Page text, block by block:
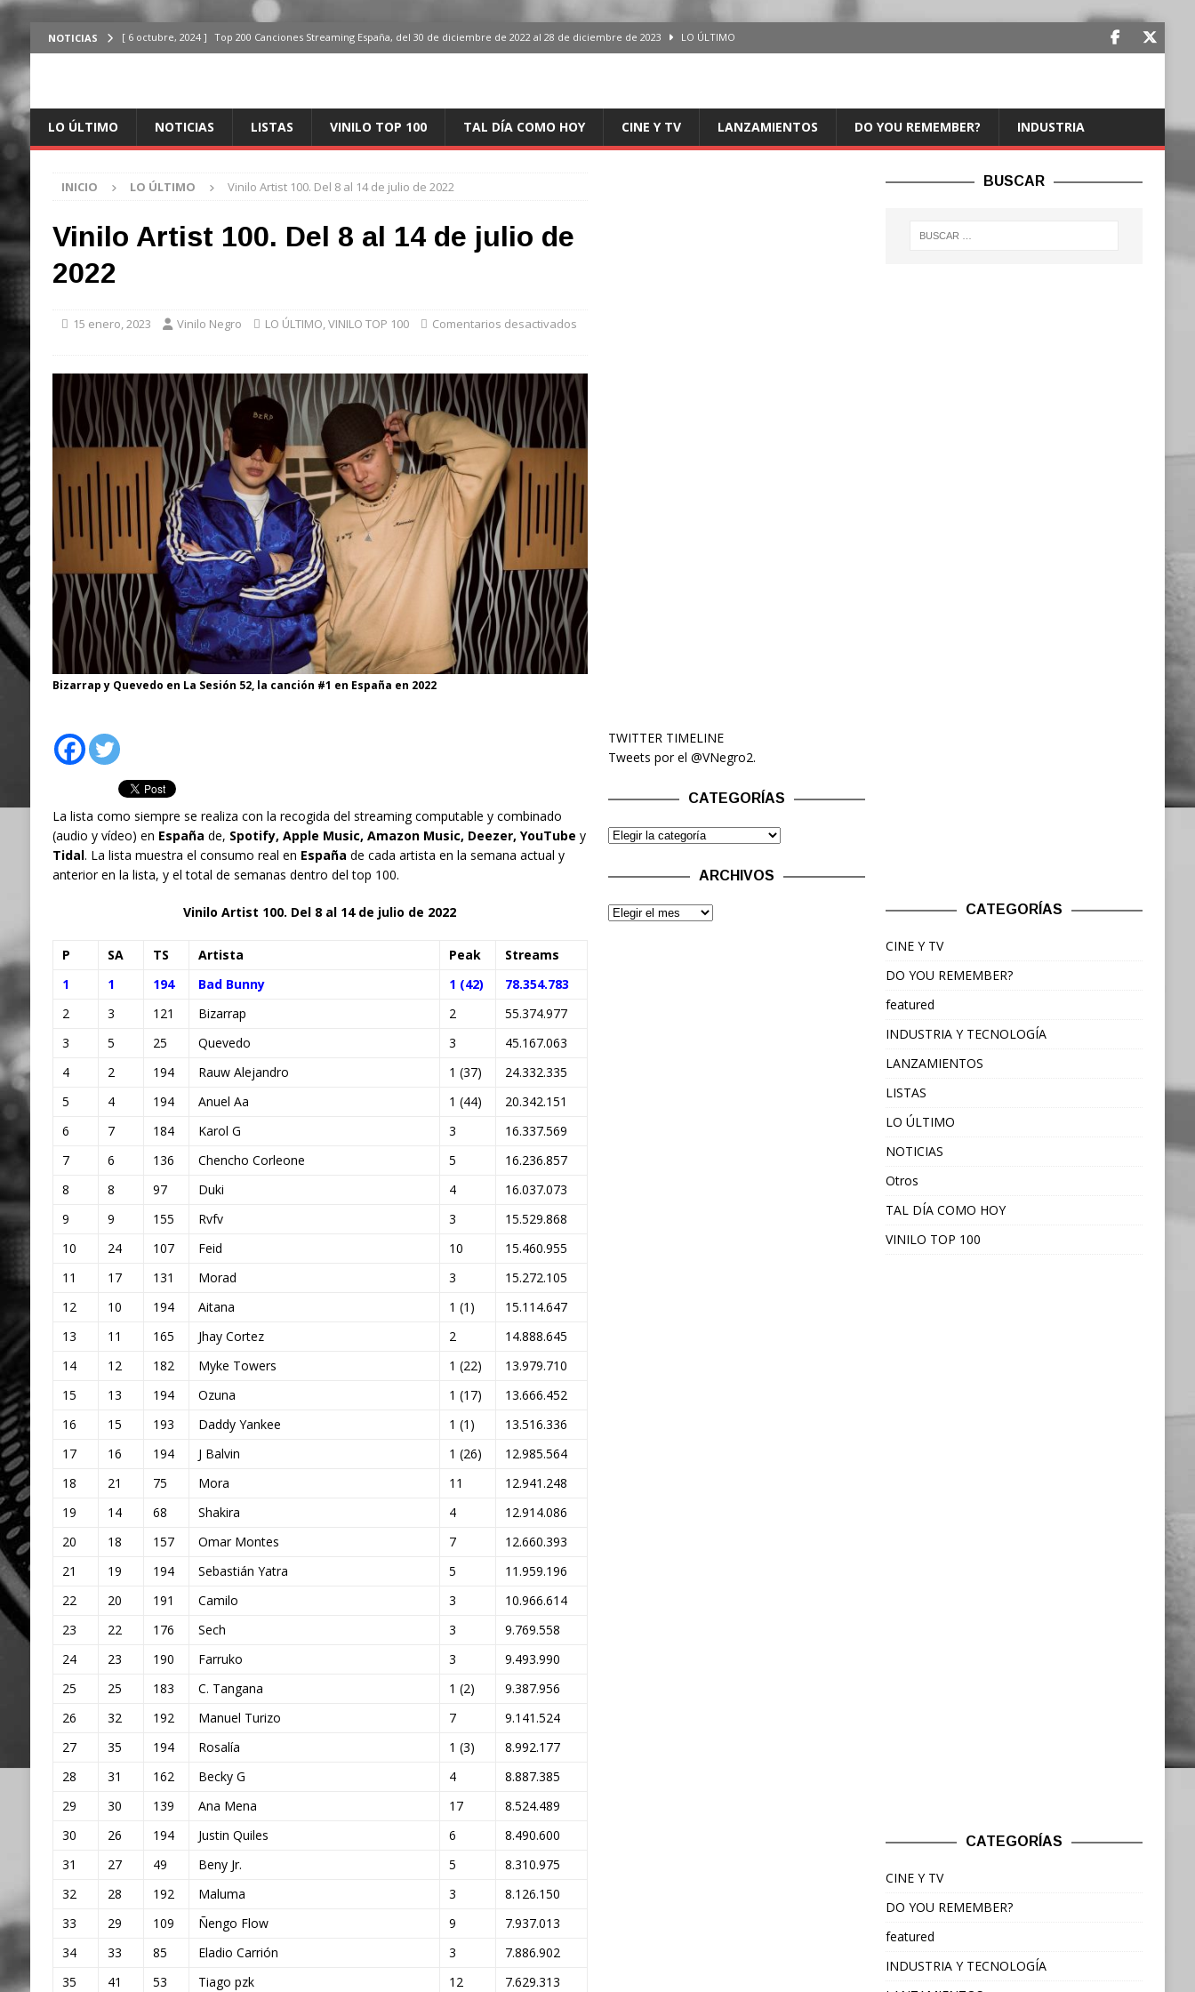
NOTICIAS [ 6 octubre, 2024 ] Top 200 Canciones Streaming España, del 30 de diciembre de 2022 al 28 de diciembre de 2023 LO ÚLTIMO
ÚLTIMO
ÚLTIMO
LO ÚLTIMO NOTICIAS LISTAS VINILO TOP 100 TAL DÍA COMO HOY CINE Y TV LANZAMIENTOS DO YOU REMEMBER? INDUSTRIA
INICIO LO ÚLTIMO Vinilo Artist 100. Del 8 al 14 de julio de 2022
Vinilo Artist 100. Del 8 al 14 de julio de
2022
15 enero, 2023 Vinilo Negro LO ÚLTIMO,VINILO TOP 100 Comentarios desactivados
Bizarrap y Quevedo en La Sesión 52, la canción #1 en España en 2022
La lista como siempre se realiza con la recogida del streaming computable y combinado
(audio y vídeo) en España de, Spotify, Apple Music, Amazon Music, Deezer, YouTube y
Tidal. La lista muestra el consumo real en España de cada artista en la semana actual y
anterior en la lista, y el total de semanas dentro del top 100.
Vinilo Artist 100. Del 8 al 14 de julio de 2022
P SA TS Artista Peak
Streams
1
1 194 Bad Bunny 1 (42)
78.354.783
2
3 121 Bizarrap 2
55.374.977
3
5 25 Quevedo 3
45.167.063
4
2 194 Rauw Alejandro 1 (37)
24.332.335
5
4 194 Anuel Aa 1 (44)
20.342.151
6
7 184 Karol G 3
16.337.569
7
6 136 Chencho Corleone 5
16.236.857
8
8 97 Duki 4
16.037.073
9
9 155 Rvfv 3
15.529.868
10
24 107 Feid 10
15.460.955
11
17 131 Morad 3
15.272.105
12
10 194 Aitana 1 (1)
15.114.647
13
11 165 Jhay Cortez 2
14.888.645
14
12 182 Myke Towers 1 (22)
13.979.710
15
13 194 Ozuna 1 (17)
13.666.452
16
15 193 Daddy Yankee 1 (1)
13.516.336
17
16 194 J Balvin 1 (26)
12.985.564
18
21 75 Mora 11
12.941.248
19
14 68 Shakira 4
12.914.086
20
18 157 Omar Montes 7
12.660.393
21
19 194 Sebastián Yatra 5
11.959.196
22
20 191 Camilo 3
10.966.614
23
22 176 Sech 3
9.769.558
24
23 190 Farruko 3
9.493.990
25
25 183 C. Tangana 1 (2)
9.387.956
26
32 192 Manuel Turizo 7
9.141.524
27
35 194 Rosalía 1 (3)
8.992.177
28
31 162 Becky G 4
8.887.385
29
30 139 Ana Mena 17
8.524.489
30
26 194 Justin Quiles 6
8.490.600
31
27 49 Beny Jr. 5
8.310.975
32
28 192 Maluma 3
8.126.150
33
29 109 Ñengo Flow 9
7.937.013
34
33 85 Eladio Carrión 3
7.886.902
35
41 53 Tiago pzk 12 7.629.313
TWITTER TIMELINE
Tweets por el @VNegro2.
CATEGORÍAS
ARCHIVOS
BUSCAR
CATEGORÍAS
CINE Y TV
DO YOU REMEMBER?
featured
INDUSTRIA Y TECNOLOGÍA
LANZAMIENTOS
LISTAS
LO ÚLTIMO
NOTICIAS
Otros
TAL DÍA COMO HOY
VINILO TOP 100
CATEGORÍAS
CINE Y TV
DO YOU REMEMBER?
featured
INDUSTRIA Y TECNOLOGÍA